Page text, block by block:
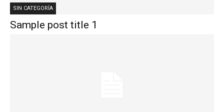
SIN CATEGORÍA
Sample post title 1